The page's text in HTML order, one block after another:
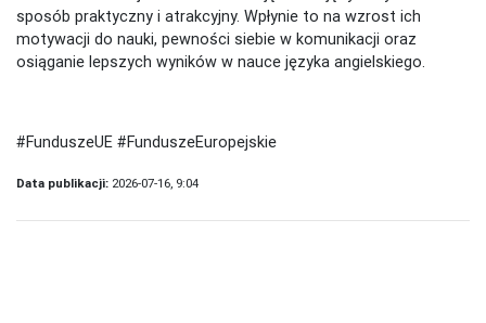
sposób praktyczny i atrakcyjny. Wpłynie to na wzrost ich
motywacji do nauki, pewności siebie w komunikacji oraz
osiąganie lepszych wyników w nauce języka angielskiego.
#FunduszeUE #FunduszeEuropejskie
Data publikacji: 2026-07-16, 9:04